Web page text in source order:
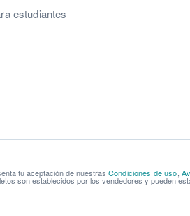
estudiantes
tu aceptación de nuestras Condiciones de uso,
son establecidos por los vendedores y pueden